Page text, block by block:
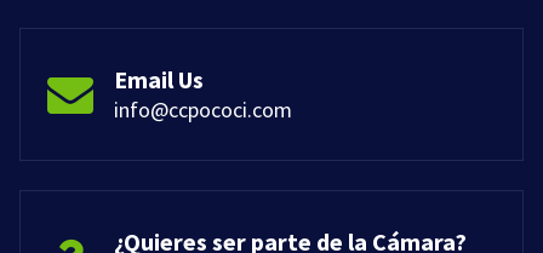
Email Us
info@ccpococi.com
¿Quieres ser parte de la Cámara?